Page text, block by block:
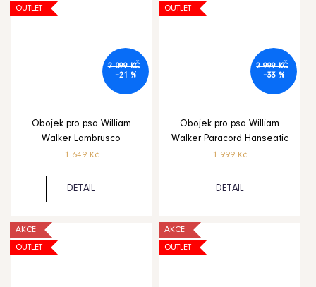
OUTLET
2 099 KČ
–21 %
Obojek pro psa William
Walker Lambrusco
1 649 Kč
DETAIL
OUTLET
2 999 KČ
–33 %
Obojek pro psa William
Walker Paracord Hanseatic
1 999 Kč
DETAIL
AKCE
OUTLET
AKCE
OUTLET